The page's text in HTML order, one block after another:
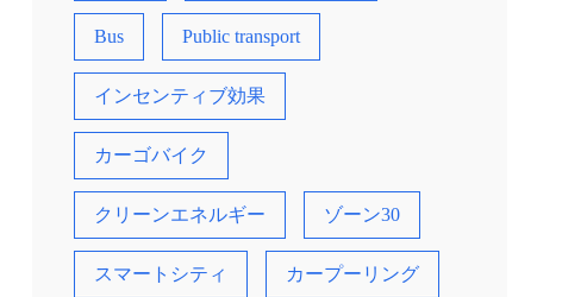
Bus Public transport
インセンティブ効果
カーゴバイク
クリーンエネルギー ゾーン30
スマートシティ カープーリング